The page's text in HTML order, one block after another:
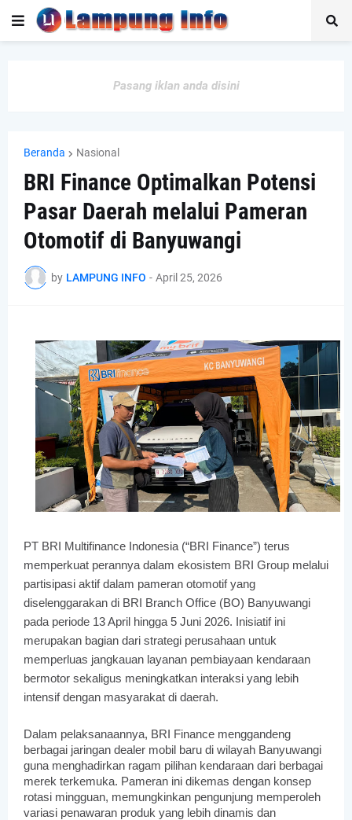
Pasang iklan anda disini
Beranda Nasional
BRI Finance Optimalkan Potensi
Pasar Daerah melalui Pameran
Otomotif di Banyuwangi
by LAMPUNG INFO - April 25, 2026
PT BRI Multifinance Indonesia (“BRI Finance”) terus
memperkuat perannya dalam ekosistem BRI Group melalui
partisipasi aktif dalam pameran otomotif yang
diselenggarakan di BRI Branch Office (BO) Banyuwangi
pada periode 13 April hingga 5 Juni 2026. Inisiatif ini
merupakan bagian dari strategi perusahaan untuk
memperluas jangkauan layanan pembiayaan kendaraan
bermotor sekaligus meningkatkan interaksi yang lebih
intensif dengan masyarakat di daerah.
Dalam pelaksanaannya, BRI Finance menggandeng
berbagai jaringan dealer mobil baru di wilayah Banyuwangi
guna menghadirkan ragam pilihan kendaraan dari berbagai
merek terkemuka. Pameran ini dikemas dengan konsep
rotasi mingguan, memungkinkan pengunjung memperoleh
variasi penawaran produk yang lebih dinamis dan